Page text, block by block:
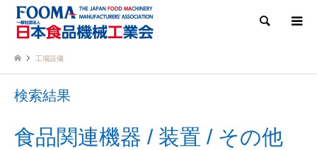
検索
工場設備
検索結果
食品関連機器 / 装置 / その他